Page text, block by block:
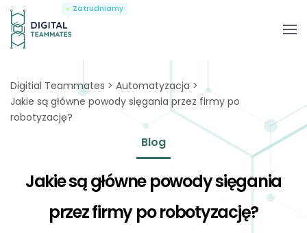
Zatrudniamy
Digitial Teammates
Automatyzacja
Jakie są główne powody sięgania przez firmy po
robotyzację?
Blog
Jakie są główne powody sięgania
przez firmy po robotyzację?